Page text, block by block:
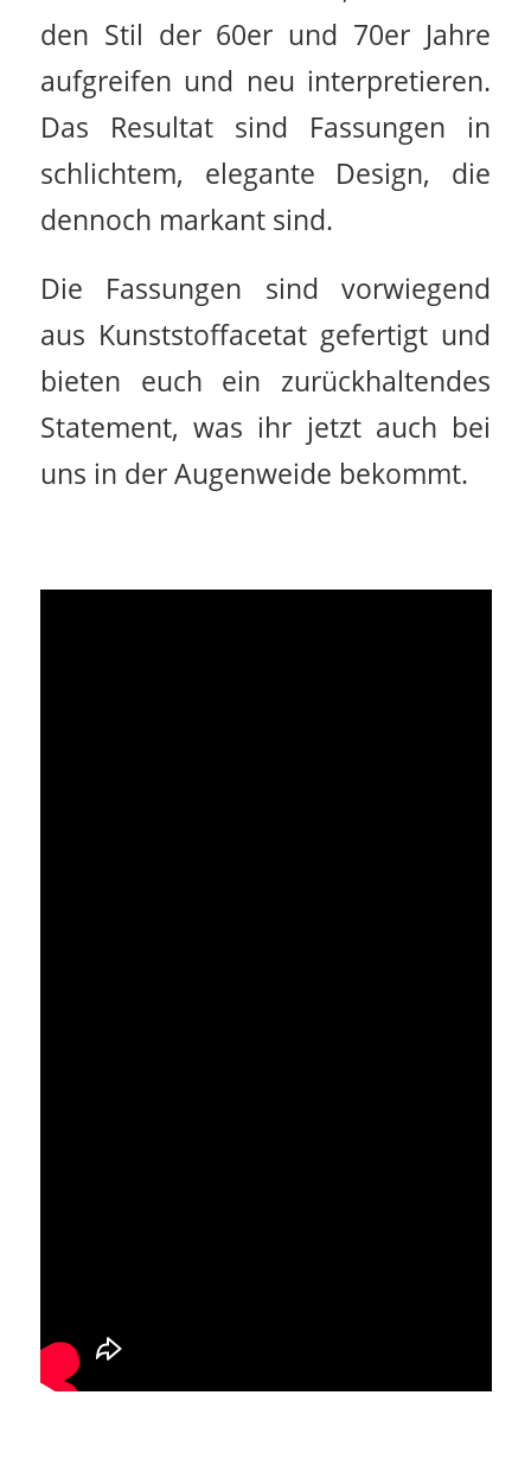
den Stil der 60er und 70er Jahre
aufgreifen und neu interpretieren.
Das Resultat sind Fassungen in
schlichtem, elegante Design, die
dennoch markant sind.
Die Fassungen sind vorwiegend
aus Kunststoffacetat gefertigt und
bieten euch ein zurückhaltendes
Statement, was ihr jetzt auch bei
uns in der Augenweide bekommt.